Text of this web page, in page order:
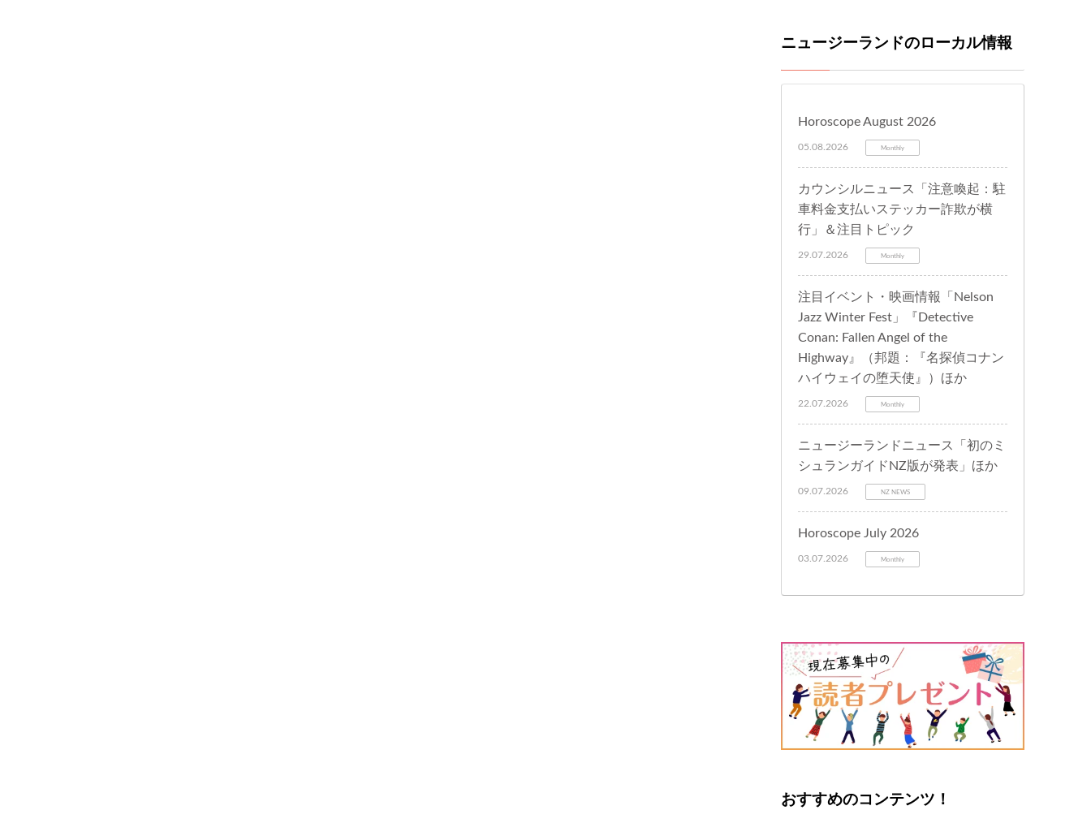
ニュージーランドのローカル情報
Horoscope August 2026
05.08.2026 Monthly
カウンシルニュース「注意喚起：駐
車料金支払いステッカー詐欺が横
行」＆注目トピック
29.07.2026 Monthly
注目イベント・映画情報「Nelson
Jazz Winter Fest」『Detective
Conan: Fallen Angel of the
Highway』（邦題：『名探偵コナン
ハイウェイの堕天使』）ほか
22.07.2026 Monthly
ニュージーランドニュース「初のミ
シュランガイドNZ版が発表」ほか
09.07.2026 NZ NEWS
Horoscope July 2026
03.07.2026 Monthly
おすすめのコンテンツ！